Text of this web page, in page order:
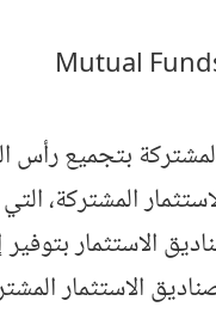
بتجميع رأس
المشتركة،
الاستثمار
الاستثمار